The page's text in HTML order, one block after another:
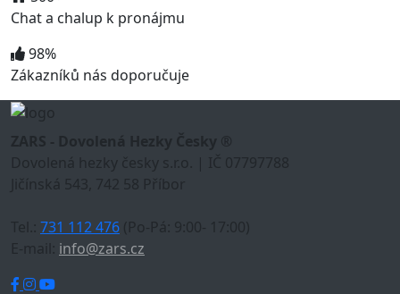
Chat a chalup k pronájmu
98%
Zákazníků nás doporučuje
ZARS - Dovolená Hezky Česky ®
Dovolená hezky česky s.r.o. | IČ 07797788
Jičínská 543, 742 58 Příbor
Tel.: 731 112 476 (Po-Pá: 9:00- 17:00)
E-mail: info@zars.cz